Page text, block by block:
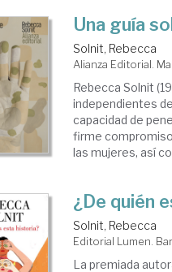
Una guía
Solnit, Rebecca
Alianza Editorial.
Rebecca Solnit
independientes
capacidad de
firme
las mujeres, así
¿De quién
Solnit, Rebecca
Editorial Lumen.
La premiada